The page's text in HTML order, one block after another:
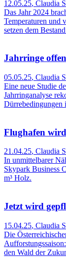
12.05.25, Claudia
Das Jahr 2024
Temperaturen und
setzen dem
Jahrringe
05.05.25, Claudia
Eine neue Studie
Jahrringanalyse
Dürrebedingungen
Flughafen
21.04.25, Claudia
In unmittelbarer
Skypark Business
m³ Holz.
Jetzt wird
15.04.25, Claudia
Die
den Wald der